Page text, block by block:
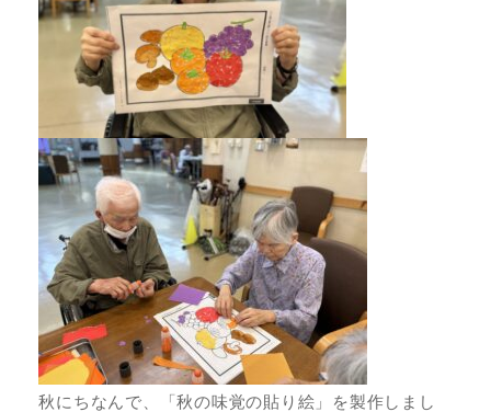
秋にちなんで、「秋の味覚の貼り絵」を製作しまし